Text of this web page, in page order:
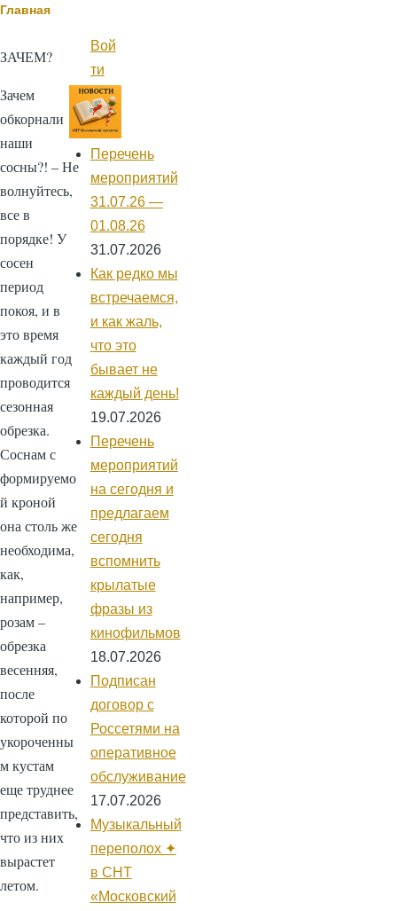
Строка
навигации
Главная
ЗАЧЕМ?
Зачем
обкорнали
наши
сосны?! – Не
волнуйтесь,
все в
порядке! У
сосен
период
покоя, и в
это время
каждый год
проводится
сезонная
обрезка.
Соснам с
формируемо
й кроной
она столь же
необходима,
как,
например,
розам –
обрезка
весенняя,
после
которой по
укороченны
м кустам
еще труднее
представить,
что из них
вырастет
летом.
Меню
учётной
записи
пользователя
Вой
ти
Перечень
мероприятий
31.07.26 —
01.08.26
31.07.2026
Как редко мы
встречаемся,
и как жаль,
что это
бывает не
каждый день!
19.07.2026
Перечень
мероприятий
на сегодня и
предлагаем
сегодня
вспомнить
крылатые
фразы из
кинофильмов
18.07.2026
Подписан
договор с
Россетями на
оперативное
обслуживание
17.07.2026
Музыкальный
переполох ✦
в СНТ
«Московский